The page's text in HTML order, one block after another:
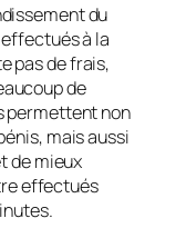
du
à la
pas de frais,
de
permettent non
mais aussi
de mieux
effectués